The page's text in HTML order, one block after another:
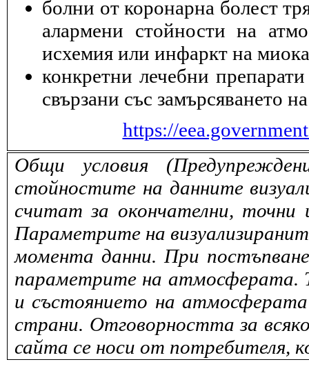
болни от коронарна болест
алармени стойности на
исхемия или инфаркт на
конкретни лечебни
свързани със замърсяването
https://
Общи условия
стойностите на данните
считат за окончателни,
Параметрите на
момента данни. При
параметрите на атмосферата.
и състоянието на
страни. Отговорността за
сайта се носи от потребителя,